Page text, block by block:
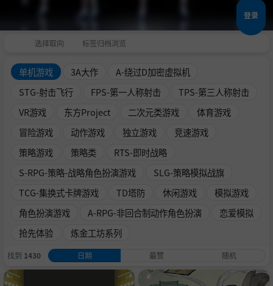
登录
选择取向 标签归档浏览
单机游戏 3A大作
A-绕过D加密虚拟机
STG-射击飞行
FPS-第一人称射击
TPS-第三人称射击
VR游戏
东方Project 二次元类游戏
体育游戏
冒险游戏
动作游戏 独立游戏
竞速游戏
策略游戏
策略类
RTS-即时战略
S-RPG-策略-战略角色扮演游戏
SLG-策略模拟战旗
TCG-集换式卡牌游戏
TD塔防 休闲游戏
模拟游戏
角色扮演游戏
A-RPG-非回合制动作角色扮演
恋爱模拟
抢先体验
炼金工坊系列
找到 1430 日期 最赞 随机